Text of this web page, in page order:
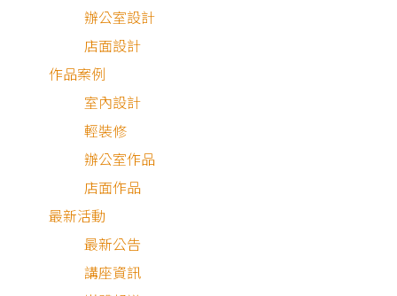
辦公室設計
店面設計
作品案例
室內設計
輕裝修
辦公室作品
店面作品
最新活動
最新公告
講座資訊
輕奢風 × 系統櫃 × 簡約配色
悠閒的午後，卸下壓力、放慢步調，從容地坐在客廳看本書
享用小點，讓心靈回歸純粹，與家人共享日日美好。